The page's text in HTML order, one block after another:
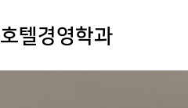
호텔경영학과